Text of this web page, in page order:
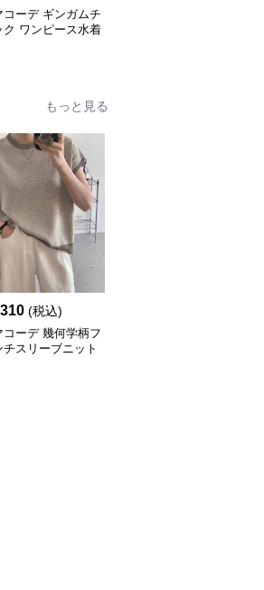
コーデ ギンガムチ
ク ワンピース水着
もっと見る
(税込)
コーデ 幾何学柄フ
チスリーブニット